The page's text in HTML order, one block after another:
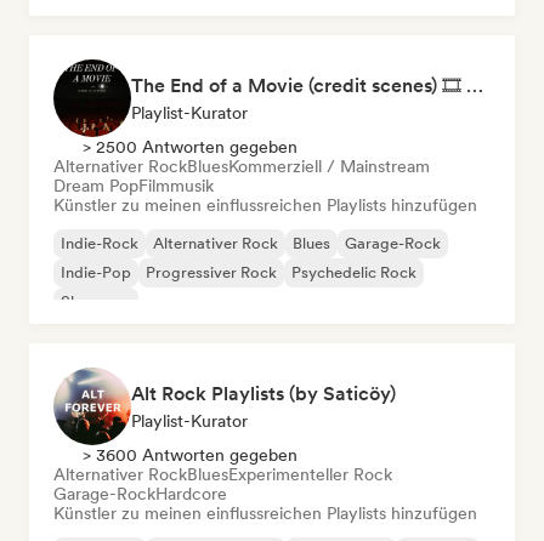
The End of a Movie (credit scenes) 🎞️ Cinematic Dream Pop & Bedroom Indie
Playlist-Kurator
> 2500 Antworten gegeben
Alternativer RockBluesKommerziell / Mainstream
Dream PopFilmmusik
Künstler zu meinen einflussreichen Playlists hinzufügen
Indie-Rock Alternativer Rock Blues
Garage-Rock
Indie-Pop
Progressiver Rock
Psychedelic Rock
Shoegaze
Alt Rock Playlists (by Saticöy)
Playlist-Kurator
> 3600 Antworten gegeben
Alternativer RockBluesExperimenteller Rock
Garage-RockHardcore
Künstler zu meinen einflussreichen Playlists hinzufügen